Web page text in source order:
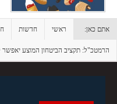
אתם כאן: ראשי חדשות
הרמטכ"ל: תקציב הביטחון המוצע יאפשר